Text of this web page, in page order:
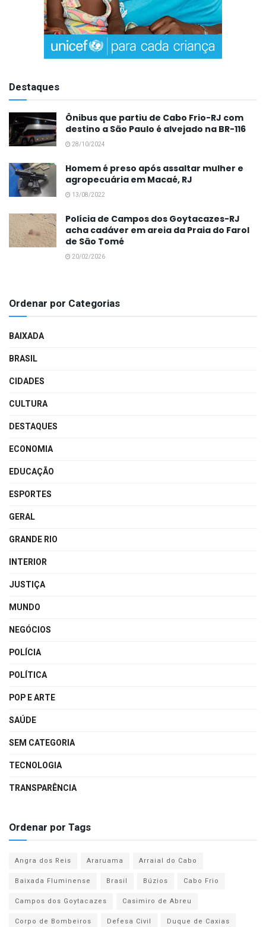
Destaques
Ônibus que partiu de Cabo Frio-RJ com
destino a São Paulo é alvejado na BR-116
28/10/2024
Homem é preso após assaltar mulher e
agropecuária em Macaé, RJ
13/08/2022
Polícia de Campos dos Goytacazes-RJ
acha cadáver em areia da Praia do Farol
de São Tomé
20/02/2026
Ordenar por Categorias
BAIXADA
BRASIL
CIDADES
CULTURA
DESTAQUES
ECONOMIA
EDUCAÇÃO
ESPORTES
GERAL
GRANDE RIO
INTERIOR
JUSTIÇA
MUNDO
NEGÓCIOS
POLÍCIA
POLÍTICA
POP E ARTE
SAÚDE
SEM CATEGORIA
TECNOLOGIA
TRANSPARÊNCIA
Ordenar por Tags
Angra dos Reis Araruama
Arraial do Cabo
Baixada Fluminense
Brasil Búzios
Cabo Frio
Campos dos Goytacazes
Casimiro de Abreu
Corpo de Bombeiros
Defesa Civil
Duque de Caxias